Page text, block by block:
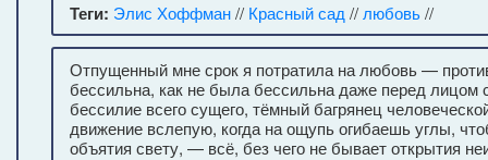
Теги: Элис Хоффман// Красный сад // любовь//
Отпущенный мне срок я потратила на любовь —
бессильна, как не была бессильна даже перед лицом
бессилие всего сущего, тёмный багрянец
движение вслепую, когда на ощупь огибаешь углы,
объятия свету, — всё, без чего не бывает открытия